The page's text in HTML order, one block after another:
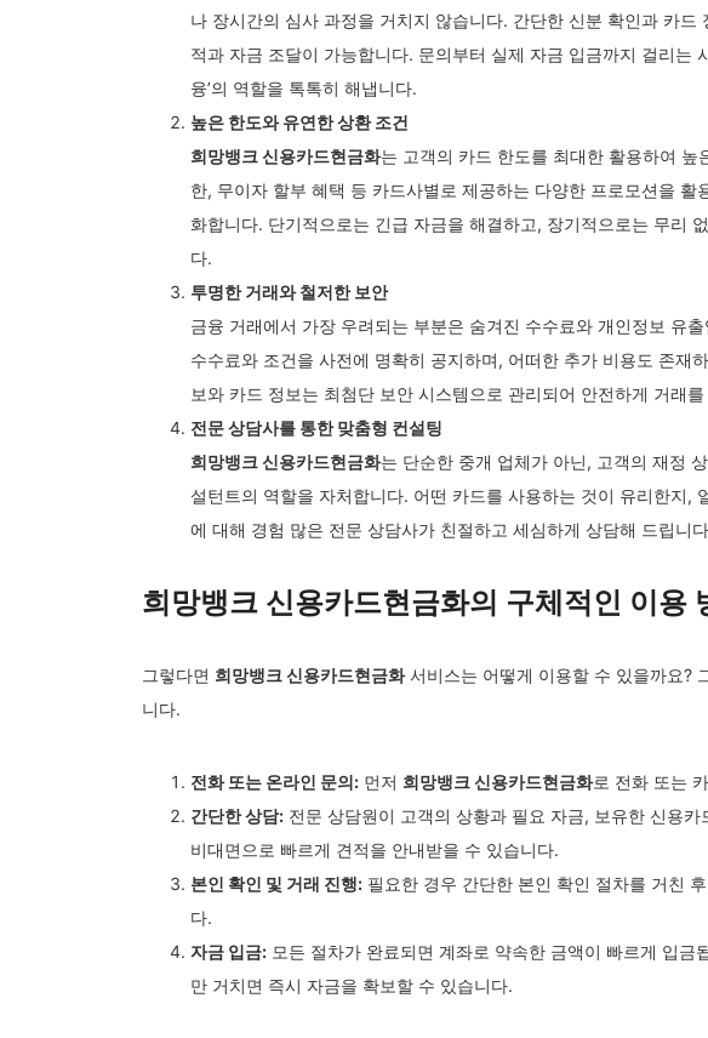
나 장시간의 심사 과정을 거치지 않습니다. 간단한 신분 확인과 카드
적과 자금 조달이 가능합니다. 문의부터 실제 자금 입금까지 걸리는
융’의 역할을 톡톡히 해냅니다.
높은 한도와 유연한 상환 조건
희망뱅크 신용카드현금화는 고객의 카드 한도를 최대한 활용하여
한, 무이자 할부 혜택 등 카드사별로 제공하는 다양한 프로모션을 활
화합니다. 단기적으로는 긴급 자금을 해결하고, 장기적으로는 무리
다.
투명한 거래와 철저한 보안
금융 거래에서 가장 우려되는 부분은 숨겨진 수수료와 개인정보 유출
수수료와 조건을 사전에 명확히 공지하며, 어떠한 추가 비용도 존재
보와 카드 정보는 최첨단 보안 시스템으로 관리되어 안전하게 거래
전문 상담사를 통한 맞춤형 컨설팅
희망뱅크 신용카드현금화는 단순한 중개 업체가 아닌, 고객의 재정
설턴트의 역할을 자처합니다. 어떤 카드를 사용하는 것이 유리한지,
에 대해 경험 많은 전문 상담사가 친절하고 세심하게 상담해 드립니
희망뱅크 신용카드현금화의 구체적인 이용
그렇다면 희망뱅크 신용카드현금화서비스는 어떻게 이용할 수 있을까요?
니다.
전화 또는 온라인 문의: 먼저 희망뱅크 신용카드현금화로 전화 또는
간단한 상담: 전문 상담원이 고객의 상황과 필요 자금, 보유한 신용
비대면으로 빠르게 견적을 안내받을 수 있습니다.
본인 확인 및 거래 진행: 필요한 경우 간단한 본인 확인 절차를 거친
다.
자금 입금: 모든 절차가 완료되면 계좌로 약속한 금액이 빠르게 입금
만 거치면 즉시 자금을 확보할 수 있습니다.